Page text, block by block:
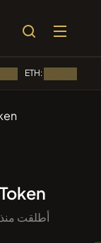
ETH:
POOPSIE
● أطلقت منذ 3 أشهر